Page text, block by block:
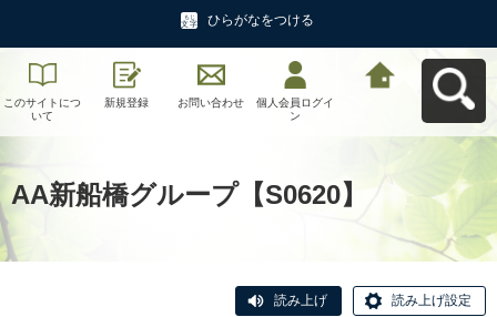
ひらがなをつける
このサイトにつ
いて
新規登録 お問い合わせ
個人会員ログイ
ン
AA新船橋グループ【S0620】
読み上げ 読み上げ設定